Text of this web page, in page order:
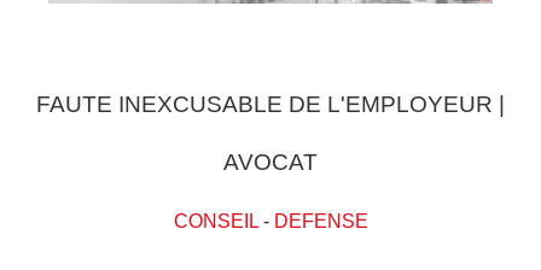
FAUTE INEXCUSABLE DE L'EMPLOYEUR |
AVOCAT
CONSEIL- DEFENSE